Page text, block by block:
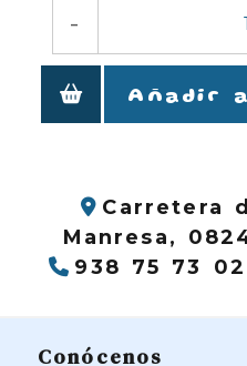
-
Añadir
Carretera
Manresa,
938 75 73 02
Conócenos